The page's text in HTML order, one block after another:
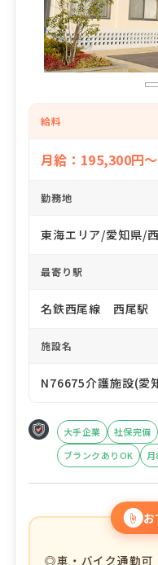
1
給料
月給：195,300円
勤務地
東海エリア/愛知県/
最寄り駅
名鉄西尾線 西尾駅
施設名
N76675介護施設(愛
大手企業 社保完備
ブランクありOK
☝ お
◎車・バイク通勤可